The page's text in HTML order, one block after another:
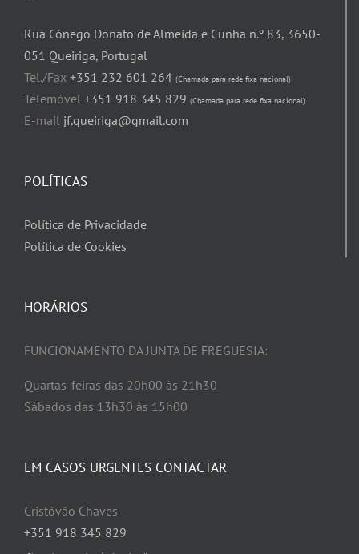
Rua Cónego Donato de Almeida e Cunha n.º 83, 3650-
051 Queiriga, Portugal
Tel./Fax +351 232 601 264 (Chamada para rede fixa nacional)
Telemóvel +351 918 345 829 (Chamada para rede fixa nacional)
E-mail jf.queiriga@gmail.com
POLÍTICAS
Política de Privacidade
Política de Cookies
HORÁRIOS
FUNCIONAMENTO DA JUNTA DE FREGUESIA:
Quartas-feiras das 20h00 às 21h30
Sábados das 13h30 às 15h00
EM CASOS URGENTES CONTACTAR
Cristóvão Chaves
+351 918 345 829